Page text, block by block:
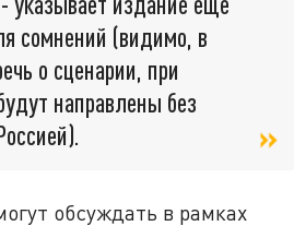
сомнений (видимо, в
о сценарии, при
направлены без
обсуждать в рамках